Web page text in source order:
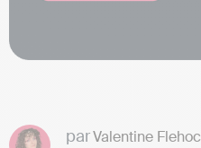
parValentine Flehoc